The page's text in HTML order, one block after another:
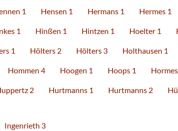
1 Hensen 1 Hermans 1 Hermes 1
1 Hinßen 1 Hintzen 1 Hoelter 1
1 Hölters 2 Hölters 3 Holthausen 1
Hommen 4 Hoogen 1 Hoops 1
2 Hurtmanns 1 Hurtmanns 2
Ingenrieth 3